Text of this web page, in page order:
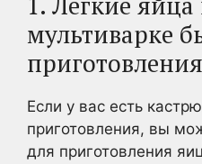
мультиварке
Если у вас есть
приготовления, вы
для приготовления